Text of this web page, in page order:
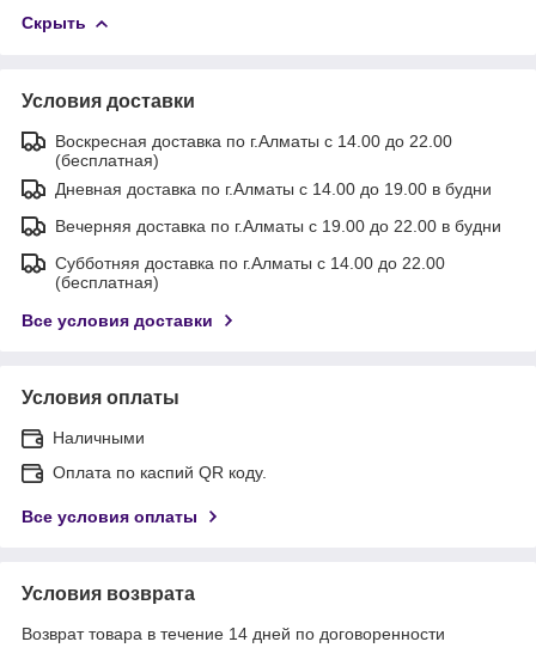
Скрыть
Условия доставки
Воскресная доставка по г.Алматы с 14.00 до 22.00
(бесплатная)
Дневная доставка по г.Алматы с 14.00 до 19.00 в будни
Вечерняя доставка по г.Алматы с 19.00 до 22.00 в будни
Субботняя доставка по г.Алматы с 14.00 до 22.00
(бесплатная)
Все условия доставки
Условия оплаты
Наличными
Оплата по каспий QR коду.
Все условия оплаты
Условия возврата
Возврат товара в течение 14 дней по договоренности